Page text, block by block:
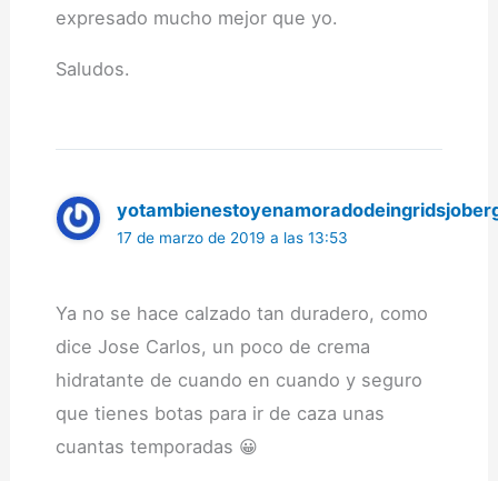
expresado mucho mejor que yo.
Saludos.
17 de marzo de 2019 a las 13:53
Ya no se hace calzado tan duradero, como
dice Jose Carlos, un poco de crema
hidratante de cuando en cuando y seguro
que tienes botas para ir de caza unas
cuantas temporadas 😀